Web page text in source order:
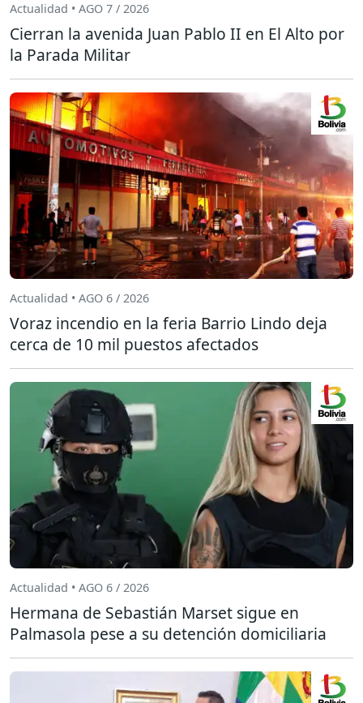
Actualidad • AGO 7 / 2026
Cierran la avenida Juan Pablo II en El Alto por
la Parada Militar
Actualidad • AGO 6 / 2026
Voraz incendio en la feria Barrio Lindo deja
cerca de 10 mil puestos afectados
Actualidad • AGO 6 / 2026
Hermana de Sebastián Marset sigue en
Palmasola pese a su detención domiciliaria